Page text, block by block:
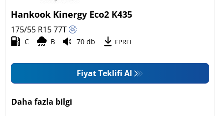
Hankook Kinergy Eco2 K435
175/55 R1577T
C B 70 db EPREL
Fiyat Teklifi Al
Daha fazla bilgi